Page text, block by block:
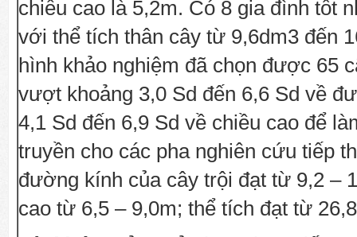
chiều cao là 5,2m. Có 8 gia đình tốt
với thể tích thân cây từ 9,6dm3 đến
hình khảo nghiệm đã chọn được 65
vượt khoảng 3,0 Sd đến 6,6 Sd về
4,1 Sd đến 6,9 Sd về chiều cao để
truyền cho các pha nghiên cứu tiếp
đường kính của cây trội đạt từ 9,2 –
cao từ 6,5 – 9,0m; thể tích đạt từ